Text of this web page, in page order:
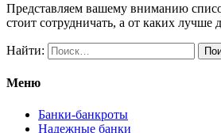
Представляем вашему вниманию
стоит сотрудничать, а от каких лучше
Найти:
Меню
Банки-банкроты
Надежные банки